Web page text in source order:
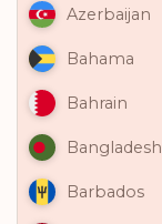
Azerbaijan
Bahama
Bahrain
Bangladesh
Barbados